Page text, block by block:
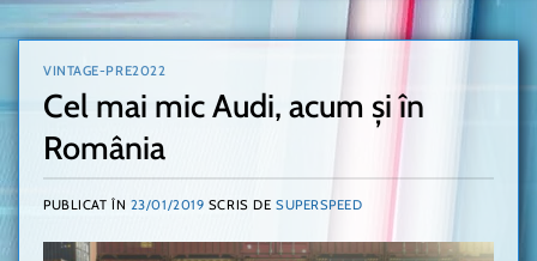
VINTAGE-PRE2022
Cel mai mic Audi, acum și în
România
PUBLICAT ÎN 23/01/2019 SCRIS DE SUPERSPEED